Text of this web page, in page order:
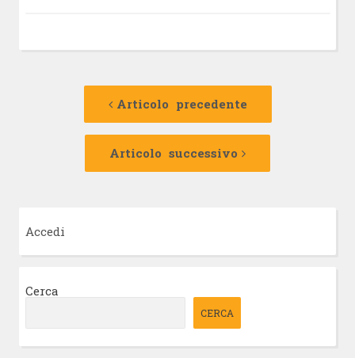
Navigazione
Articolo precedente
Articolo
Articolo successivo
Articolo
Accedi
Cerca
CERCA